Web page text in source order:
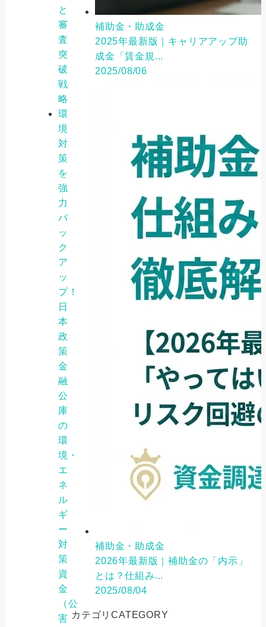
と
審
査
突
破
戦
略
環
境
対
策
を
強
力
バ
ッ
ク
ア
ッ
プ！
日
本
政
策
金
融
公
庫
の
環
境・
エ
ネ
ル
ギ
ー
対
策
資
金
（公
害
補助金・助成金
2025年最新版｜キャリアアップ助
成金「賃金規...
2025/08/06
補助金・助成金
2026年最新版｜補助金の「内示」
とは？仕組み...
2025/08/04
カテゴリCATEGORY